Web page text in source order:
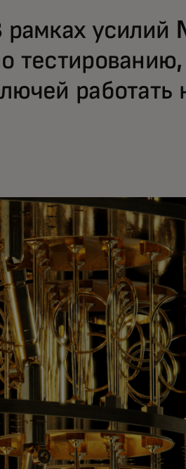
рамках усилий
работать